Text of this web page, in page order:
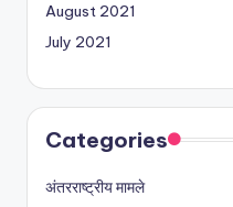
August 2021
July 2021
Categories
अंतरराष्ट्रीय मामले